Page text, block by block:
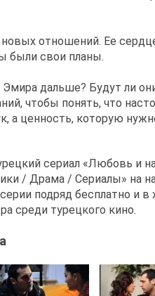
отношений. Ее
были свои планы.
дальше? Будут ли
чтобы понять, что
а ценность, которую
сериал «Любовь и
/ Драма / Сериалы» на
подряд бесплатно и
среди турецкого кино.